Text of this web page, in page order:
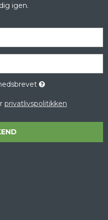
igen.
privatlivspolitikken